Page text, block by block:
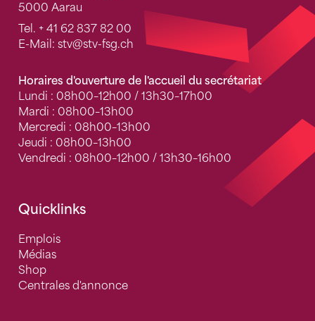
5000 Aarau
Tel. + 41 62 837 82 00
E-Mail: stv@stv-fsg.ch
Horaires d'ouverture de l'accueil du secrétariat
Lundi : 08h00–12h00 / 13h30–17h00
Mardi : 08h00–13h00
Mercredi : 08h00–13h00
Jeudi : 08h00–13h00
Vendredi : 08h00–12h00 / 13h30–16h00
Quicklinks
Emplois
Médias
Shop
Centrales d'annonce